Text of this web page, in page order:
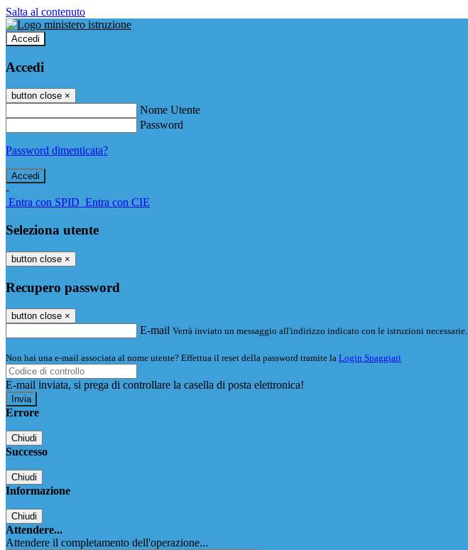
Salta al contenuto
Accedi
Accedi
button close ×
Nome Utente
Password
Password dimenticata?
-
Entra con SPID Entra con CIE
Seleziona utente
button close ×
Recupero password
button close ×
E-mail Verrà inviato un messaggio all'indirizzo indicato con le istruzioni necessarie.
Non hai una e-mail associata al nome utente? Effettua il reset della password tramite la Login Spaggiari
E-mail inviata, si prega di controllare la casella di posta elettronica!
Errore
Chiudi
Successo
Chiudi
Informazione
Chiudi
Attendere...
Attendere il completamento dell'operazione...